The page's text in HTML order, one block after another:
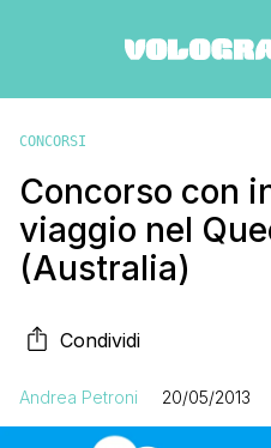
CONCORSI
Concorso con
viaggio nel
(Australia)
Condividi
Andrea Petroni 20/05/2013